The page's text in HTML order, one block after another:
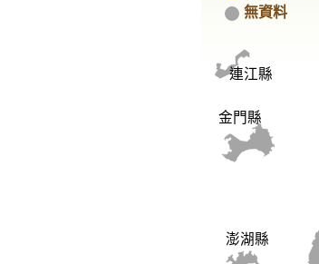
無資料
連江縣
金門縣
澎湖縣